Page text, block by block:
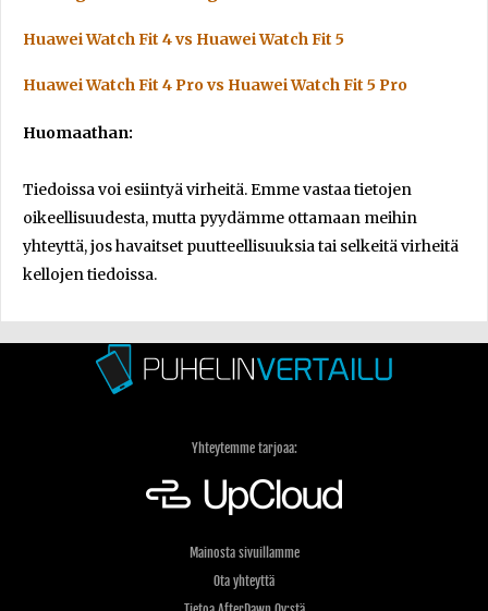
Huawei Watch Fit 4 vs Huawei Watch Fit 5
Huawei Watch Fit 4 Pro vs Huawei Watch Fit 5 Pro
Huomaathan:
Tiedoissa voi esiintyä virheitä. Emme vastaa tietojen
oikeellisuudesta, mutta pyydämme ottamaan meihin
yhteyttä, jos havaitset puutteellisuuksia tai selkeitä virheitä
kellojen tiedoissa.
Yhteytemme tarjoaa:
Mainosta sivuillamme
Ota yhteyttä